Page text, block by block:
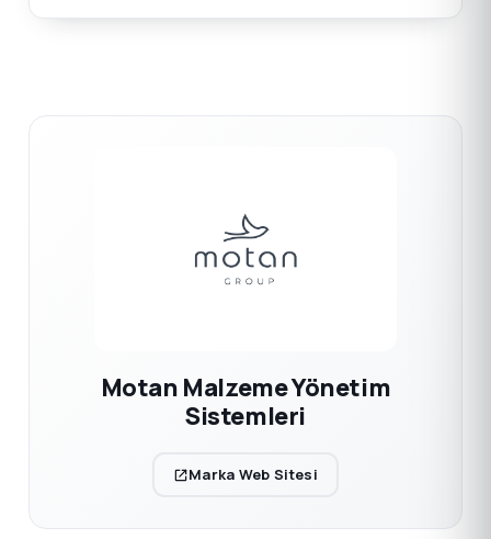
Motan Malzeme Yönetim
Sistemleri
Marka Web Sitesi